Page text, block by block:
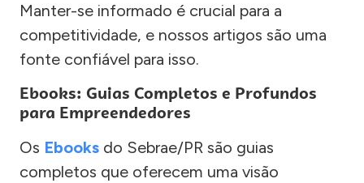
Manter-se informado é crucial para a
competitividade, e nossos artigos são uma
fonte confiável para isso.
Ebooks: Guias Completos e Profundos
para Empreendedores
Os Ebooks do Sebrae/PR são guias
completos que oferecem uma visão